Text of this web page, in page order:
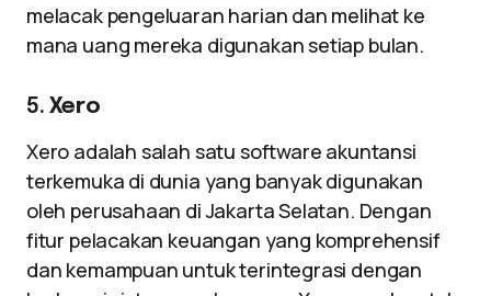
melacak pengeluaran harian dan melihat ke
mana uang mereka digunakan setiap bulan.
5. Xero
Xero adalah salah satu software akuntansi
terkemuka di dunia yang banyak digunakan
oleh perusahaan di Jakarta Selatan. Dengan
fitur pelacakan keuangan yang komprehensif
dan kemampuan untuk terintegrasi dengan